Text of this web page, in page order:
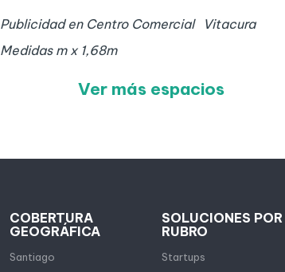
Publicidad en Centro Comercial
Vitacura
Medidas m x 1,68m
Ver más espacios
COBERTURA
GEOGRÁFICA
Santiago
SOLUCIONES POR
RUBRO
Startups